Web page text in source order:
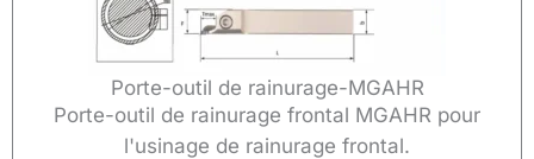
Porte-outil de rainurage-MGAHR
Porte-outil de rainurage frontal MGAHR pour
l'usinage de rainurage frontal.